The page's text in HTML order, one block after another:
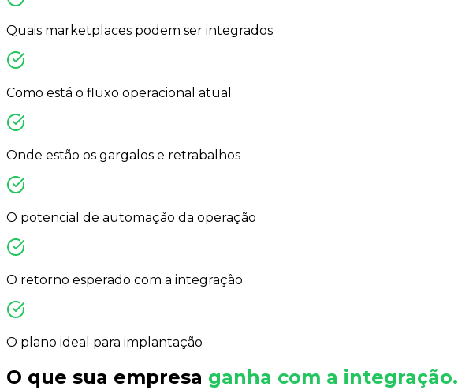
Quais marketplaces podem ser integrados
Como está o fluxo operacional atual
Onde estão os gargalos e retrabalhos
O potencial de automação da operação
O retorno esperado com a integração
O plano ideal para implantação
O que sua empresa ganha com a integração.